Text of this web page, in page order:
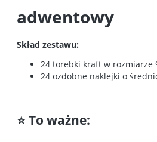
adwentowy
Skład zestawu:
24 torebki kraft w rozmiarze
24 ozdobne naklejki o
⭐ To ważne: